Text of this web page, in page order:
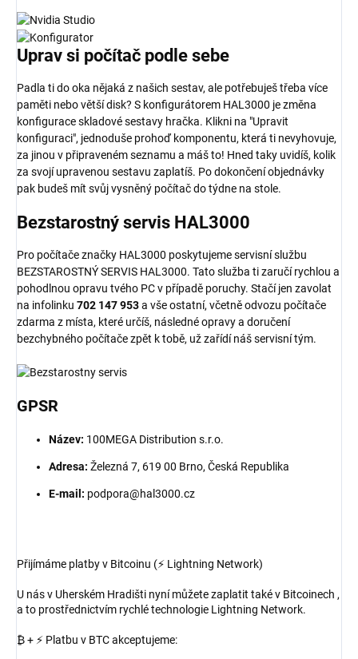
Uprav si počítač podle sebe
Padla ti do oka nějaká z našich sestav, ale potřebuješ třeba více
paměti nebo větší disk? S konfigurátorem HAL3000 je změna
konfigurace skladové sestavy hračka. Klikni na "Upravit
konfiguraci", jednoduše prohoď komponentu, která ti nevyhovuje,
za jinou v připraveném seznamu a máš to! Hned taky uvidíš, kolik
za svojí upravenou sestavu zaplatíš. Po dokončení objednávky
pak budeš mít svůj vysněný počítač do týdne na stole.
Bezstarostný servis HAL3000
Pro počítače značky HAL3000 poskytujeme servisní službu
BEZSTAROSTNÝ SERVIS HAL3000. Tato služba ti zaručí rychlou a
pohodlnou opravu tvého PC v případě poruchy. Stačí jen zavolat
na infolinku 702 147 953a vše ostatní, včetně odvozu počítače
zdarma z místa, které určíš, následné opravy a doručení
bezchybného počítače zpět k tobě, už zařídí náš servisní tým.
GPSR
Název: 100MEGA Distribution s.r.o.
Adresa: Železná 7, 619 00 Brno, Česká Republika
E-mail: podpora@hal3000.cz
Přijímáme platby v Bitcoinu (⚡ Lightning Network)
U nás v Uherském Hradišti nyní můžete zaplatit také v Bitcoinech ,
a to prostřednictvím rychlé technologie Lightning Network.
₿ + ⚡ Platbu v BTC akceptujeme: